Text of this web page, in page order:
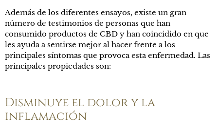
Además de los diferentes ensayos, existe un gran
número de testimonios de personas que han
consumido productos de CBD y han coincidido en que
les ayuda a sentirse mejor al hacer frente a los
principales síntomas que provoca esta enfermedad. Las
principales propiedades son:
Disminuye el dolor y la
inflamación